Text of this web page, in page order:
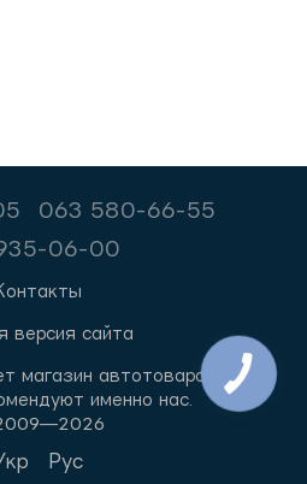
063 580-66-55
06-00
версия сайта
магазин автотоваров.
именно нас.
Рус